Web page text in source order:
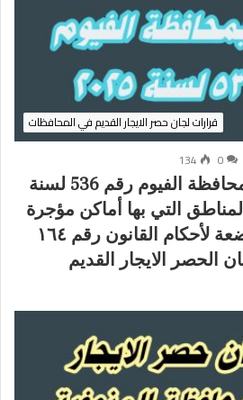
قرارات لجان حصر الايجار القديم في المحافظات
0
134
قرار لجان الحصر بمحافظة الفيوم رقم 536 لسنة
المناطق التي بها أماكن مؤجرة
لغرض السكني الخاضعة لأحكام القانون رقم ١٦٤
لجان الحصر الايجار القديم